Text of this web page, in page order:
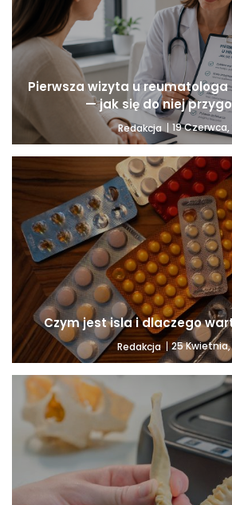
Pierwsza wizyta u
— jak się do niej
Redakcja 19
Czym jest isla i dlaczego
Redakcja 25